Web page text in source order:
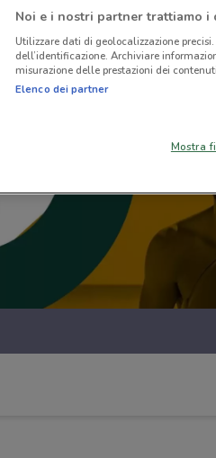
Noi e i nostri partner trattiamo i
Utilizzare dati di geolocalizzazione
dell’identificazione. Archiviare
misurazione delle prestazioni dei
Elenco dei partner
Mostra